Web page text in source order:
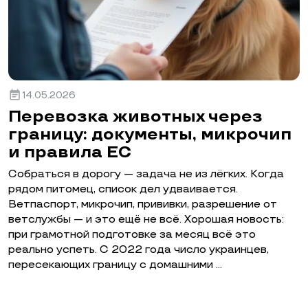
event_note 14.05.2026
Перевозка животных через
границу: документы, микрочип
и правила ЕС
Собраться в дорогу — задача не из лёгких. Когда
рядом питомец, список дел удваивается.
Ветпаспорт, микрочип, прививки, разрешение от
ветслужбы — и это ещё не всё. Хорошая новость:
при грамотной подготовке за месяц всё это
реально успеть. С 2022 года число украинцев,
пересекающих границу с домашними …